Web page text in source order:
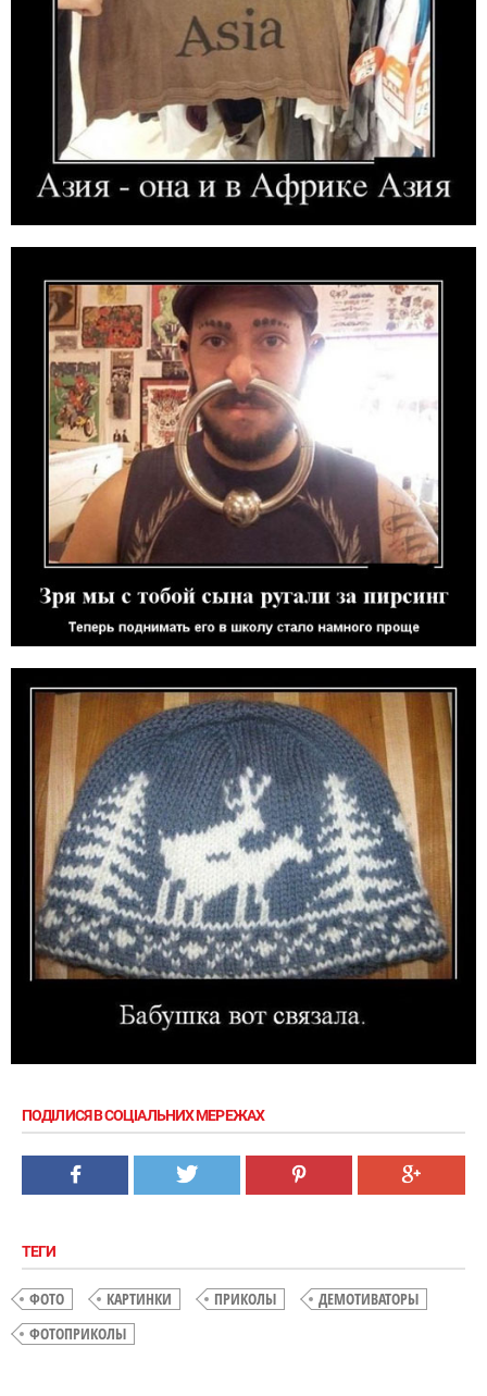
ПОДІЛИСЯ В СОЦІАЛЬНИХ МЕРЕЖАХ
ТЕГИ
ФОТО КАРТИНКИ ПРИКОЛЫ
ДЕМОТИВАТОРЫ
ФОТОПРИКОЛЫ